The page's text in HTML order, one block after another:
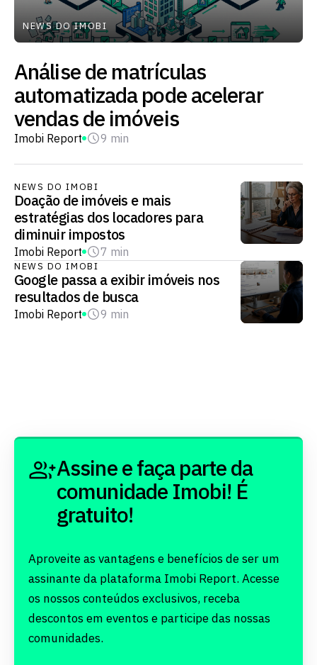
NEWS DO IMOBI
Análise de matrículas
automatizada pode acelerar
vendas de imóveis
Imobi Report 9 min
NEWS DO IMOBI
Doação de imóveis e mais
estratégias dos locadores para
diminuir impostos
Imobi Report 7 min
NEWS DO IMOBI
Google passa a exibir imóveis nos
resultados de busca
Imobi Report 9 min
Assine e faça parte da
comunidade Imobi! É
gratuito!
Aproveite as vantagens e benefícios de ser um
assinante da plataforma Imobi Report. Acesse
os nossos conteúdos exclusivos, receba
descontos em eventos e participe das nossas
comunidades.